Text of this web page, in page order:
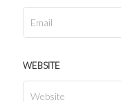
WEBSITE